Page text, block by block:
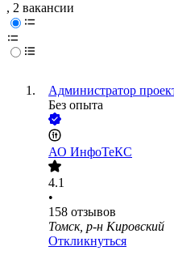
, 2 вакансии
Администратор
Без опыта
АО ИнфоТеКС
4.1
•
158 отзывов
Томск, р-н Кировский
Откликнуться